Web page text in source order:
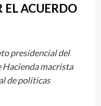
EL ACUERDO
presidencial del
macrista
de políticas